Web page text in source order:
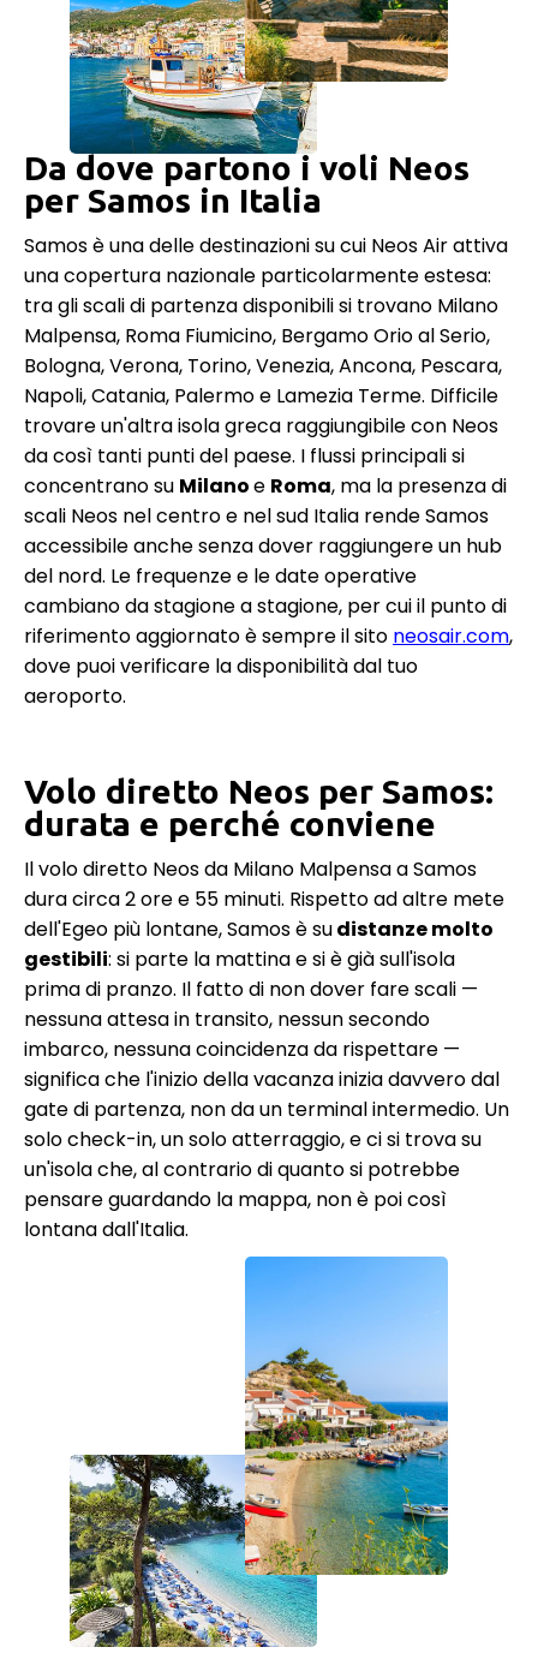
Da dove partono i voli Neos
per Samos in Italia
Samos è una delle destinazioni su cui Neos Air attiva
una copertura nazionale particolarmente estesa:
tra gli scali di partenza disponibili si trovano Milano
Malpensa, Roma Fiumicino, Bergamo Orio al Serio,
Bologna, Verona, Torino, Venezia, Ancona, Pescara,
Napoli, Catania, Palermo e Lamezia Terme. Difficile
trovare un'altra isola greca raggiungibile con Neos
da così tanti punti del paese. I flussi principali si
concentrano su Milanoe Roma, ma la presenza di
scali Neos nel centro e nel sud Italia rende Samos
accessibile anche senza dover raggiungere un hub
del nord. Le frequenze e le date operative
cambiano da stagione a stagione, per cui il punto di
riferimento aggiornato è sempre il sito neosair.com,
dove puoi verificare la disponibilità dal tuo
aeroporto.
Volo diretto Neos per Samos:
durata e perché conviene
Il volo diretto Neos da Milano Malpensa a Samos
dura circa 2 ore e 55 minuti. Rispetto ad altre mete
dell'Egeo più lontane, Samos è sudistanze molto
gestibili: si parte la mattina e si è già sull'isola
prima di pranzo. Il fatto di non dover fare scali —
nessuna attesa in transito, nessun secondo
imbarco, nessuna coincidenza da rispettare —
significa che l'inizio della vacanza inizia davvero dal
gate di partenza, non da un terminal intermedio. Un
solo check-in, un solo atterraggio, e ci si trova su
un'isola che, al contrario di quanto si potrebbe
pensare guardando la mappa, non è poi così
lontana dall'Italia.